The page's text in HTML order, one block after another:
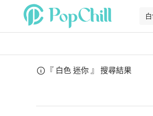
『 白色 迷你 』 搜尋結果